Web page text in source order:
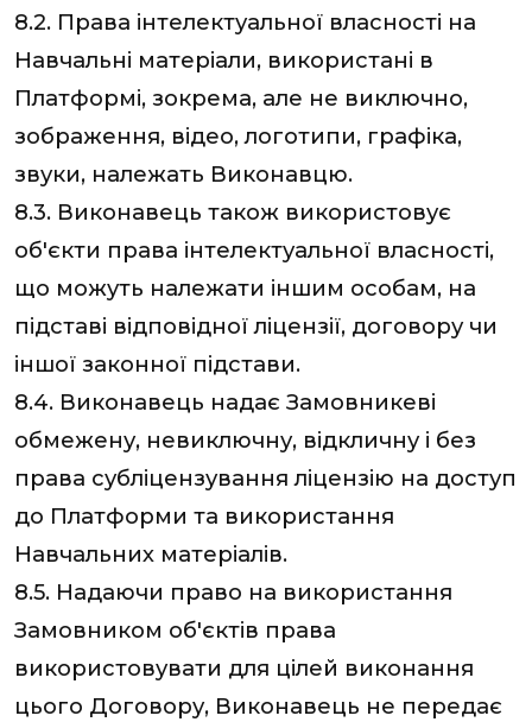
8.2. Права інтелектуальної власності на
Навчальні матеріали, використані в
Платформі, зокрема, але не виключно,
зображення, відео, логотипи, графіка,
звуки, належать Виконавцю.
8.3. Виконавець також використовує
об'єкти права інтелектуальної власності,
що можуть належати іншим особам, на
підставі відповідної ліцензії, договору чи
іншої законної підстави.
8.4. Виконавець надає Замовникеві
обмежену, невиключну, відкличну і без
права субліцензування ліцензію на доступ
до Платформи та використання
Навчальних матеріалів.
8.5. Надаючи право на використання
Замовником об'єктів права
використовувати для цілей виконання
цього Договору, Виконавець не передає